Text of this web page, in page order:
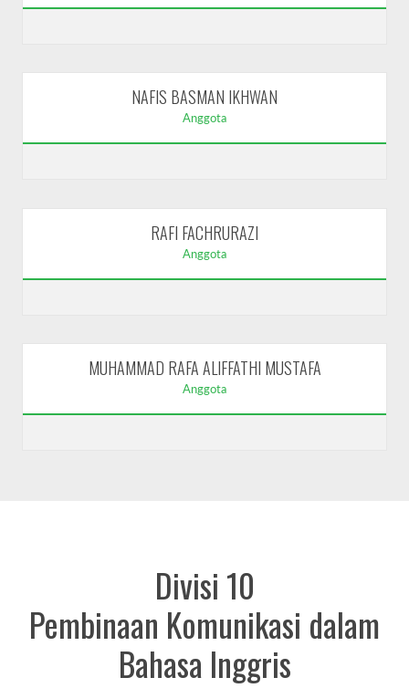
NAFIS BASMAN IKHWAN
Anggota
RAFI FACHRURAZI
Anggota
MUHAMMAD RAFA ALIFFATHI MUSTAFA
Anggota
Divisi 10
Pembinaan Komunikasi dalam
Bahasa Inggris